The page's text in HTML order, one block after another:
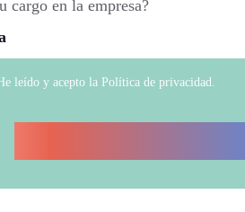
cargo en la empresa?
leído y acepto la Política de privacidad.